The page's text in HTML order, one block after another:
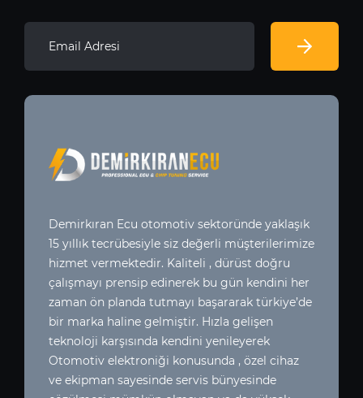
Demirkıran Ecu otomotiv sektoründe yaklaşık
15 yıllık tecrübesiyle siz değerli müşterilerimize
hizmet vermektedir. Kaliteli , dürüst doğru
çalışmayı prensip edinerek bu gün kendini her
zaman ön planda tutmayı başararak türkiye’de
bir marka haline gelmiştir. Hızla gelişen
teknoloji karşısında kendini yenileyerek
Otomotiv elektroniği konusunda , özel cihaz
ve ekipman sayesinde servis bünyesinde